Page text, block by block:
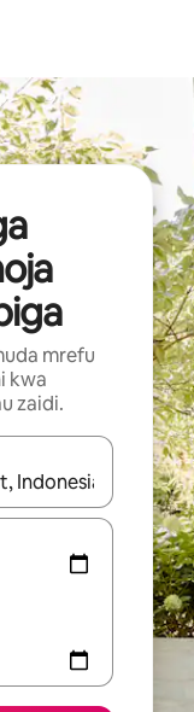
mrefu
kwa
zaidi.
kutumia vitufe vya